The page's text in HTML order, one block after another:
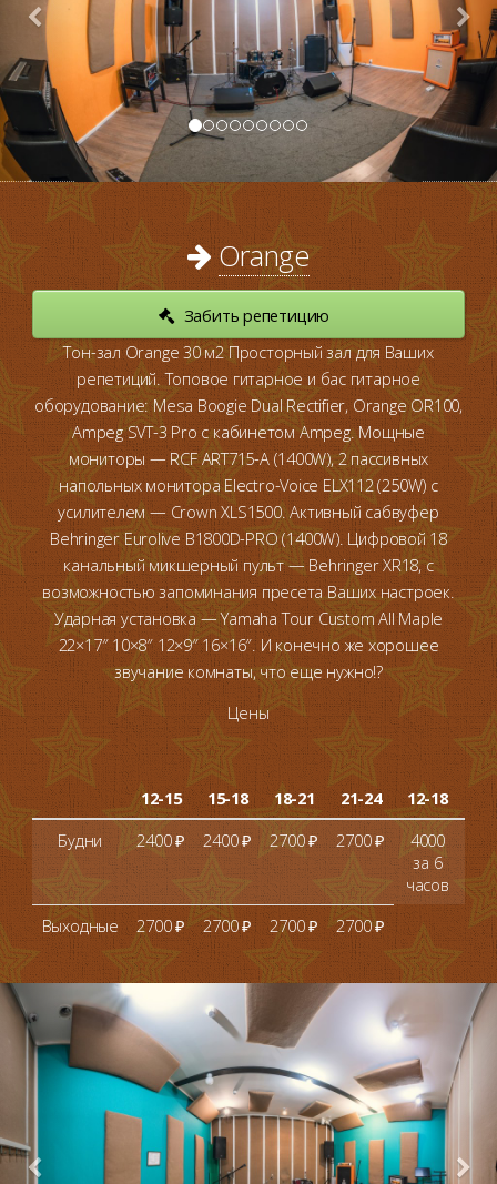
Orange
Забить репетицию
Тон-зал Orange 30 м2 Просторный зал для Ваших
репетиций. Топовое гитарное и бас гитарное
оборудование: Mesa Boogie Dual Rectifier, Orange OR100,
Ampeg SVT-3 Pro с кабинетом Ampeg. Мощные
мониторы — RCF ART715-A (1400W), 2 пассивных
напольных монитора Electro-Voice ELX112 (250W) с
усилителем — Crown XLS1500. Активный сабвуфер
Behringer Eurolive B1800D-PRO (1400W). Цифровой 18
канальный микшерный пульт — Behringer XR18, с
возможностью запоминания пресета Ваших настроек.
Ударная установка — Yamaha Tour Custom All Maple
22×17″ 10×8″ 12×9″ 16×16″. И конечно же хорошее
звучание комнаты, что еще нужно!?
Цены
12-15 15-18 18-21 21-24 12-18
Будни
2400 ₽ 2400 ₽ 2700 ₽ 2700 ₽
4000
за 6
часов
+
Выходные 2700 ₽ 2700 ₽ 2700 ₽ 2700 ₽